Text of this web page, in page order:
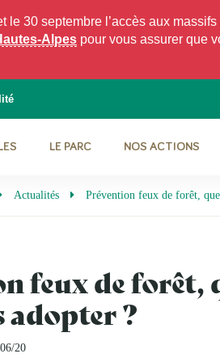
30 septembre l’accès aux
Alpes pour vous assurer que
LE PARC NOS ACTIONS
Actualités Prévention feux de forêt,
feux de forêt,
?
20